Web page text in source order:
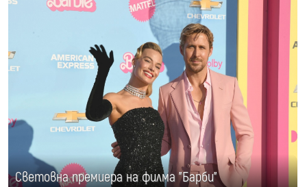
Световна премиера на филма "Барби"